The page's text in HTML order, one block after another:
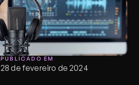
PUBLICADO EM
28 de fevereiro de 2024